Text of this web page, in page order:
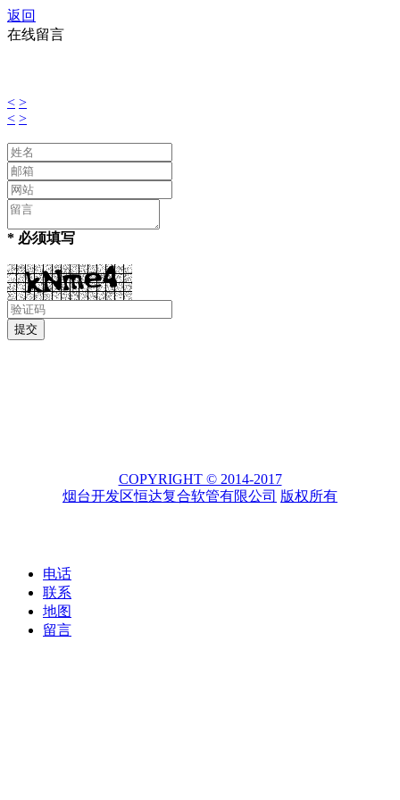
返回
在线留言
< >
< >
* 必须填写
COPYRIGHT © 2014-2017
烟台开发区恒达复合软管有限公司 版权所有
电话
联系
地图
留言